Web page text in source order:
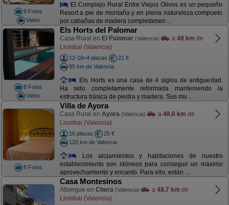
8 Fotos
Video
El Complejo Rural Entre Viejos Olivos es un pequeño
Resort a pie de montaña y en plena naturaleza compueto
por cabañas de madera completamen ...
8 Fotos
Video
Els Horts del Palomar
Casa Rural en El Palomar (Valencia) a 48 km de
Llombai (Valencia)
12-18+4 plazas
21 €
95 km de Valencia
Els Horts es una casa de 4 siglos de antiguedad.
Ha sido completamente reformada manteniendo la
estructura básica de piedra y madera. Sus mu ...
8 Fotos
Villa de Ayora
Casa Rural en Ayora (Valencia) a 48,6 km de
Llombai (Valencia)
16 plazas
25 €
120 km de Valencia
Los alojamientos y habitaciones de nuestro
establecimiento son idóneos para conseguir un máximo
aprovechamiento y encanto. Para ello, están ...
Casa Montesinos
Albergue en Chera (Valencia) a 48,7 km de
Llombai (Valencia)